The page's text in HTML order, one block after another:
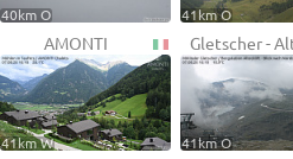
40km O 41km O
AMONTI
41km W
Gletscher -
41km O